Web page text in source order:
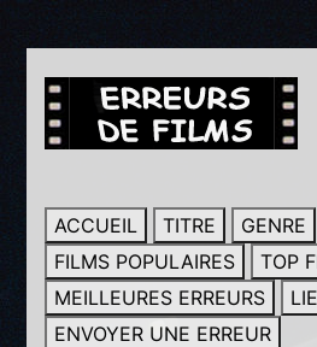
ACCUEIL TITRE GENRE
FILMS POPULAIRES
TOP
MEILLEURES ERREURS
ENVOYER UNE ERREUR